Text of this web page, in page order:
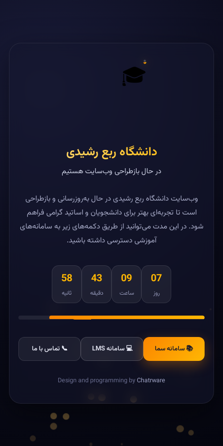
🎓
دانشگاه ربع رشیدی
در حال بازطراحی وب‌سایت هستیم
وب‌سایت دانشگاه ربع رشیدی در حال به‌روزرسانی و بازطراحی
است تا تجربه‌ای بهتر برای دانشجویان و اساتید گرامی فراهم
شود. در این مدت می‌توانید از طریق دکمه‌های زیر به سامانه‌های
آموزشی دسترسی داشته باشید.
07
روز
09
ساعت
43
دقیقه
58
ثانیه
📚 سامانه سما 💻 سامانه LMS 📞 تماس با ما
Design and programming byChatrware